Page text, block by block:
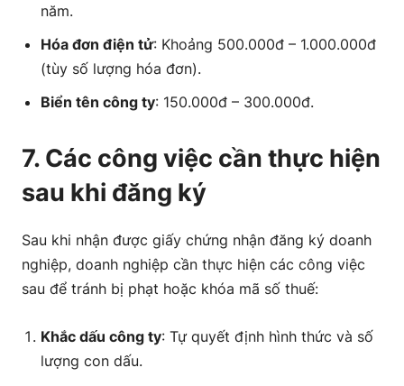
năm.
Hóa đơn điện tử: Khoảng 500.000đ – 1.000.000đ
(tùy số lượng hóa đơn).
Biển tên công ty: 150.000đ – 300.000đ.
7. Các công việc cần thực hiện
sau khi đăng ký
Sau khi nhận được giấy chứng nhận đăng ký doanh
nghiệp, doanh nghiệp cần thực hiện các công việc
sau để tránh bị phạt hoặc khóa mã số thuế:
Khắc dấu công ty: Tự quyết định hình thức và số
lượng con dấu.